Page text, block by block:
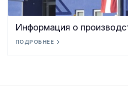
Информация о
ПОДРОБНЕЕ